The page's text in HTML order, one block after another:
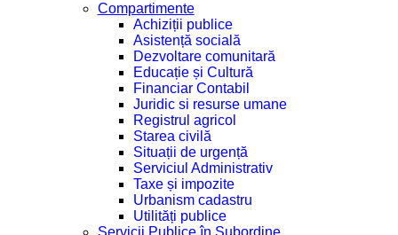
Compartimente
Achiziții publice
Asistență socială
Dezvoltare comunitară
Educație și Cultură
Financiar Contabil
Juridic si resurse umane
Registrul agricol
Starea civilă
Situații de urgență
Serviciul Administrativ
Taxe și impozite
Urbanism cadastru
Utilități publice
Servicii Publice în Subordine